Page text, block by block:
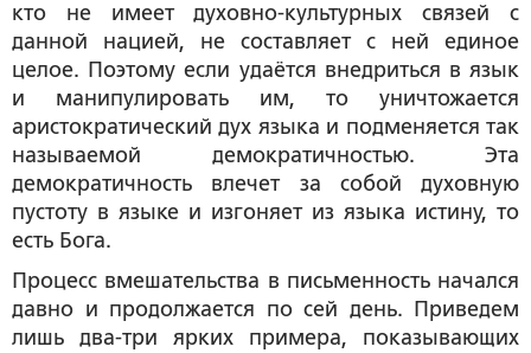
кто не имеет духовно-культурных связей с
данной нацией, не составляет с ней единое
целое. Поэтому если удаётся внедриться в язык
и манипулировать им, то уничтожается
аристократический дух языка и подменяется так
называемой демократичностью. Эта
демократичность влечет за собой духовную
пустоту в языке и изгоняет из языка истину, то
есть Бога.
Процесс вмешательства в письменность начался
давно и продолжается по сей день. Приведем
лишь два-три ярких примера, показывающих